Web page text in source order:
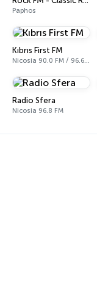
Paphos
Kıbrıs First FM
Nicosia 90.0 FM / 96.6 FM
Radio Sfera
Nicosia 96.8 FM